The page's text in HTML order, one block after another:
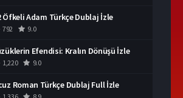
Öfkeli Adam Türkçe Dublaj İzle
792 9.0
Efendisi: Kralın Dönüşü İzle
1,220 9.0
Roman Türkçe Dublaj Full İzle